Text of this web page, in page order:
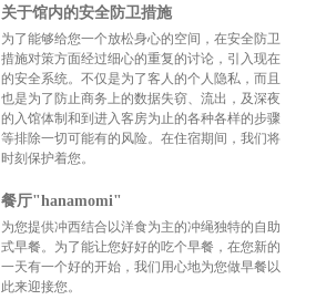
关于馆内的安全防卫措施
为了能够给您一个放松身心的空间，在安全防卫
措施对策方面经过细心的重复的讨论，引入现在
的安全系统。不仅是为了客人的个人隐私，而且
也是为了防止商务上的数据失窃、流出，及深夜
的入馆体制和到进入客房为止的各种各样的步骤
等排除一切可能有的风险。在住宿期间，我们将
时刻保护着您。
餐厅"hanamomi"
为您提供冲西结合以洋食为主的冲绳独特的自助
式早餐。为了能让您好好的吃个早餐，在您新的
一天有一个好的开始，我们用心地为您做早餐以
此来迎接您。